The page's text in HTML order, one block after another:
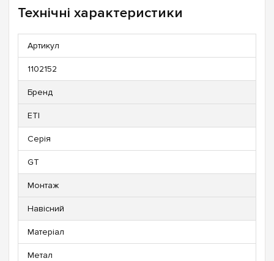
Технічні характеристики
Артикул
1102152
Бренд
ETI
Серія
GT
Монтаж
Навісний
Матеріал
Метал